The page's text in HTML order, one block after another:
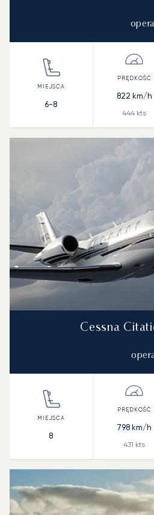
6-8
822 km/h
444 kts
Cessna
8
798 km/h
431 kts